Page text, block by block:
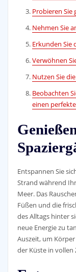
Probieren Sie
Nehmen Sie
Erkunden Sie
Verwöhnen
Nutzen Sie
Beobachten
einen
Entspannen Sie
Strand während
Meer. Das
Füßen und die
des Alltags hinter
neue Energie zu
Auszeit, um
der Küste in vollen